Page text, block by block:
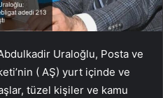
Uraloğlu, Posta ve
( AŞ) yurt içinde ve
tüzel kişiler ve kamu